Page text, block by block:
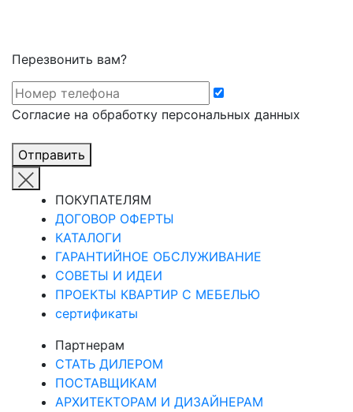
Перезвонить вам?
Cогласие на обработку персональных данных
Отправить
ПОКУПАТЕЛЯМ
ДОГОВОР ОФЕРТЫ
КАТАЛОГИ
ГАРАНТИЙНОЕ ОБСЛУЖИВАНИЕ
СОВЕТЫ И ИДЕИ
ПРОЕКТЫ КВАРТИР С МЕБЕЛЬЮ
сертификаты
Партнерам
СТАТЬ ДИЛЕРОМ
ПОСТАВЩИКАМ
АРХИТЕКТОРАМ И ДИЗАЙНЕРАМ